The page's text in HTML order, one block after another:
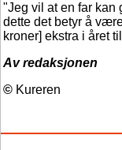
"Jeg vil at en far kan
dette det betyr å
kroner] ekstra i året
Av redaksjonen
© Kureren